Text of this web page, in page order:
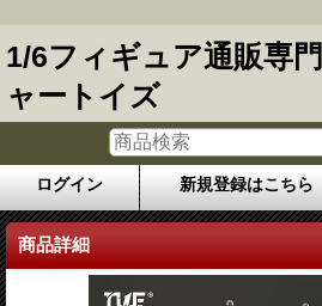
1/6フィギュア通販専
ャートイズ
ログイン 新規登録はこちら
商品詳細